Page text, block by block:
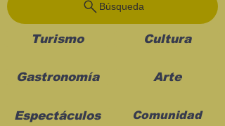
Búsqueda
Turismo Cultura
Gastronomía Arte
Espectáculos Comunidad